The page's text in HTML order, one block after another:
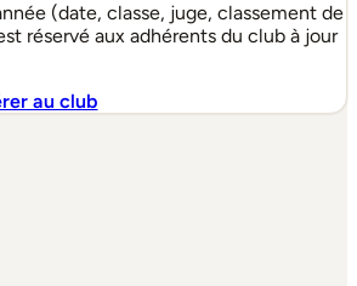
(date, classe, juge, classement de
réservé aux adhérents du club à jour
au club